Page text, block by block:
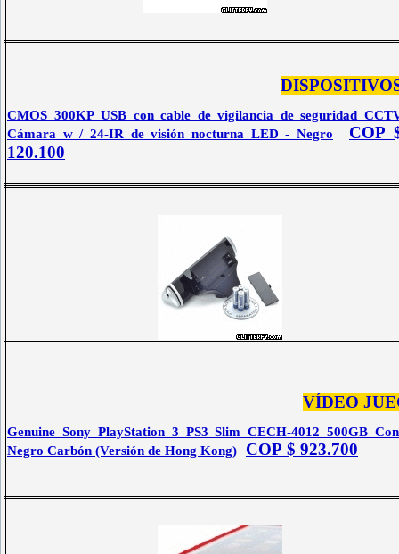
CMOS 300KP USB con cable de vigilancia de seguridad
Cámara w / 24-IR de visión nocturna LED - Negro
COP
120.100
VÍDEO
Genuine Sony PlayStation 3 PS3 Slim CECH-4012 500GB
Negro Carbón (Versión de Hong Kong)
COP $ 923.700